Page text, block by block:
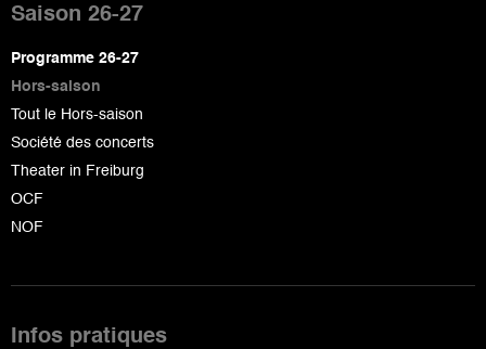
de
page
Saison 26-27
Programme 26-27
Hors-saison
Tout le Hors-saison
Société des concerts
Theater in Freiburg
OCF
NOF
Infos pratiques